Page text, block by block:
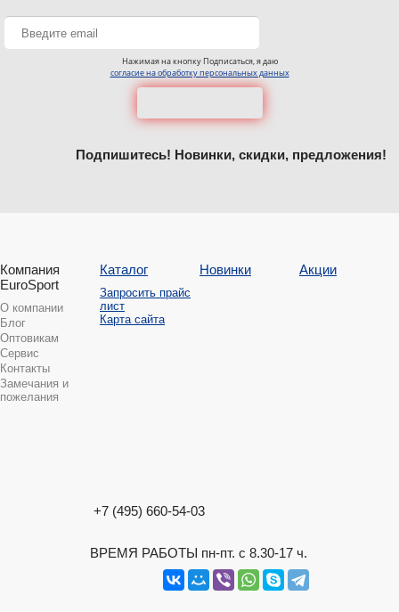
Нажимая на кнопку Подписаться, я даю
согласие на обработку персональных данных
Подпишитесь! Новинки, скидки, предложения!
Компания
EuroSport
О компании
Блог
Оптовикам
Сервис
Контакты
Замечания и
пожелания
Каталог
Запросить прайс
лист
Карта сайта
Новинки Акции
+7 (495) 660-54-03
ВРЕМЯ РАБОТЫ пн-пт. с 8.30-17 ч.